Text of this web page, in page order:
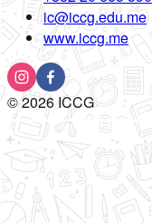
ic@iccg.edu.me
www.iccg.me
©2026ICCG